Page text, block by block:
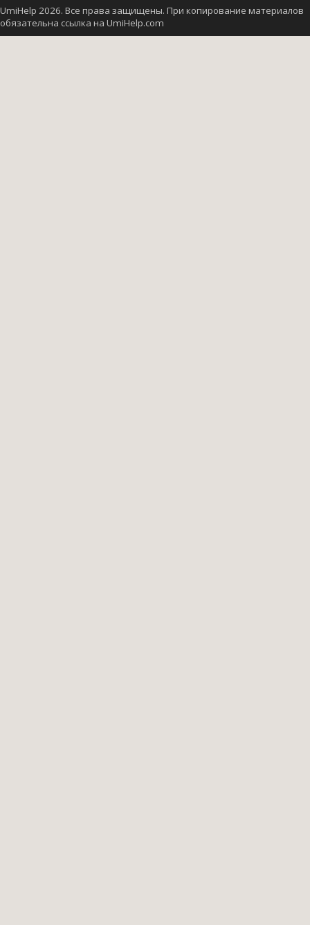
UmiHelp 2026. Все права защищены. При копирование материалов
обязательна ссылка на UmiHelp.com